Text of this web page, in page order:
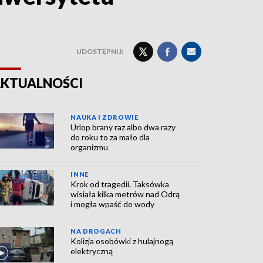
UDOSTĘPNIJ:
NAUKA I ZDROWIE
Urlop brany raz albo dwa razy
do roku to za mało dla
organizmu
INNE
Krok od tragedii. Taksówka
wisiała kilka metrów nad Odrą
i mogła wpaść do wody
NA DROGACH
Kolizja osobówki z hulajnogą
elektryczną